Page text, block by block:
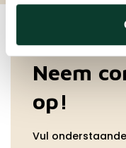
Neem
op!
Vul